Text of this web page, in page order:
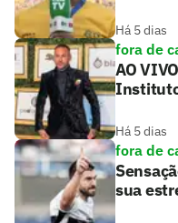
Há 5 dias
fora de
AO
Há 5 dias
fora de
sua